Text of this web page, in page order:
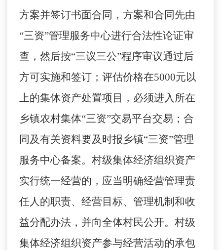
方案并签订书面合同，方案和合同先由
“三资”管理服务中心进行合法性论证审
查，然后按“三议三公”程序审议通过后
方可实施和签订；评估价格在5000元以
上的集体资产处置项目，必须进入所在
乡镇农村集体“三资”交易平台交易；合
同及有关资料要及时报乡镇“三资”管理
服务中心备案。村级集体经济组织资产
实行统一经营的，应当明确经营管理责
任人的职责、经营目标、管理机制和收
益分配办法，并向全体村民公开。村级
集体经济组织资产参与经营活动的承包